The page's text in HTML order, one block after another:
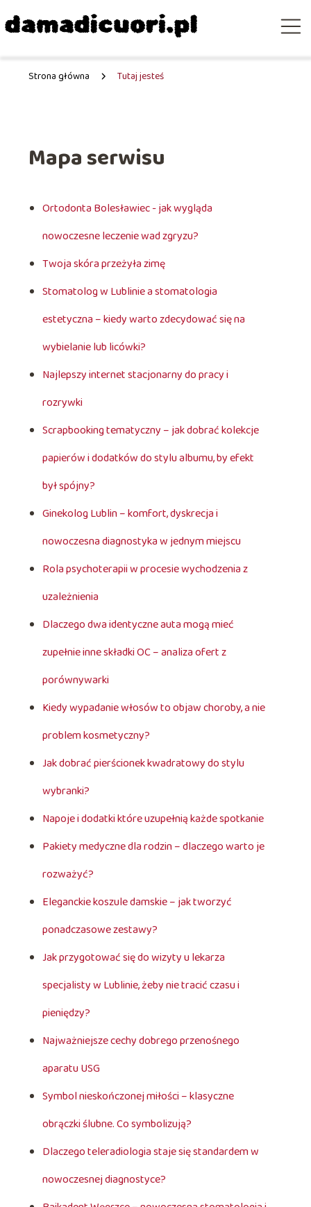
Strona główna Tutaj jesteś
Mapa serwisu
Ortodonta Bolesławiec - jak wygląda
nowoczesne leczenie wad zgryzu?
Twoja skóra przeżyła zimę
Stomatolog w Lublinie a stomatologia
estetyczna – kiedy warto zdecydować się na
wybielanie lub licówki?
Najlepszy internet stacjonarny do pracy i
rozrywki
Scrapbooking tematyczny – jak dobrać kolekcje
papierów i dodatków do stylu albumu, by efekt
był spójny?
Ginekolog Lublin – komfort, dyskrecja i
nowoczesna diagnostyka w jednym miejscu
Rola psychoterapii w procesie wychodzenia z
uzależnienia
Dlaczego dwa identyczne auta mogą mieć
zupełnie inne składki OC – analiza ofert z
porównywarki
Kiedy wypadanie włosów to objaw choroby, a nie
problem kosmetyczny?
Jak dobrać pierścionek kwadratowy do stylu
wybranki?
Napoje i dodatki które uzupełnią każde spotkanie
Pakiety medyczne dla rodzin – dlaczego warto je
rozważyć?
Eleganckie koszule damskie – jak tworzyć
ponadczasowe zestawy?
Jak przygotować się do wizyty u lekarza
specjalisty w Lublinie, żeby nie tracić czasu i
pieniędzy?
Najważniejsze cechy dobrego przenośnego
aparatu USG
Symbol nieskończonej miłości – klasyczne
obrączki ślubne. Co symbolizują?
Dlaczego teleradiologia staje się standardem w
nowoczesnej diagnostyce?